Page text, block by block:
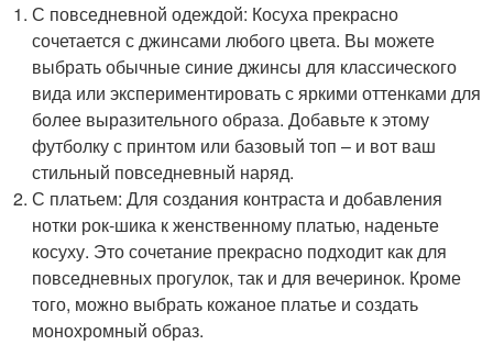
С повседневной одеждой: Косуха прекрасно
сочетается с джинсами любого цвета. Вы можете
выбрать обычные синие джинсы для классического
вида или экспериментировать с яркими оттенками для
более выразительного образа. Добавьте к этому
футболку с принтом или базовый топ – и вот ваш
стильный повседневный наряд.
С платьем: Для создания контраста и добавления
нотки рок-шика к женственному платью, наденьте
косуху. Это сочетание прекрасно подходит как для
повседневных прогулок, так и для вечеринок. Кроме
того, можно выбрать кожаное платье и создать
монохромный образ.